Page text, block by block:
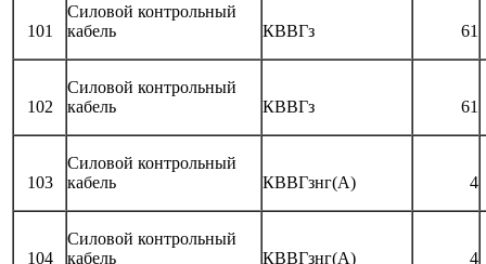
101
Силовой контрольный
кабель
КВВГз 61
102
Силовой контрольный
кабель
КВВГз 61
103
Силовой контрольный
кабель
КВВГзнг(А) 4
104
Силовой контрольный
кабель
КВВГзнг(А) 4